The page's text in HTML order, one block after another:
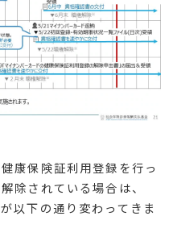
康保険証利用登録を行っ
除されている場合は、
以下の通り変わってきま